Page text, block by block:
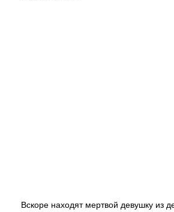
Вскоре находят мертвой девушку из